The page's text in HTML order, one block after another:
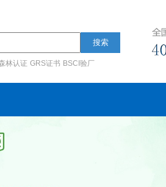
搜索
林认证 GRS证书 BSCI验厂